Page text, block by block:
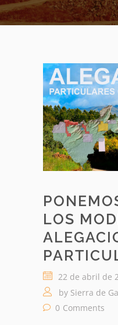
LOS
22 de abril de
by Sierra de
0 Comments